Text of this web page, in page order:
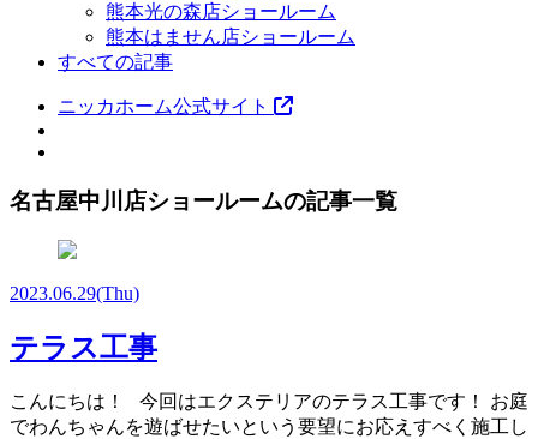
熊本光の森店ショールーム
熊本はません店ショールーム
すべての記事
ニッカホーム公式サイト
名古屋中川店ショールームの記事一覧
2023.06.29(Thu)
テラス工事
こんにちは！ 今回はエクステリアのテラス工事です！ お庭
でわんちゃんを遊ばせたいという要望にお応えすべく施工し